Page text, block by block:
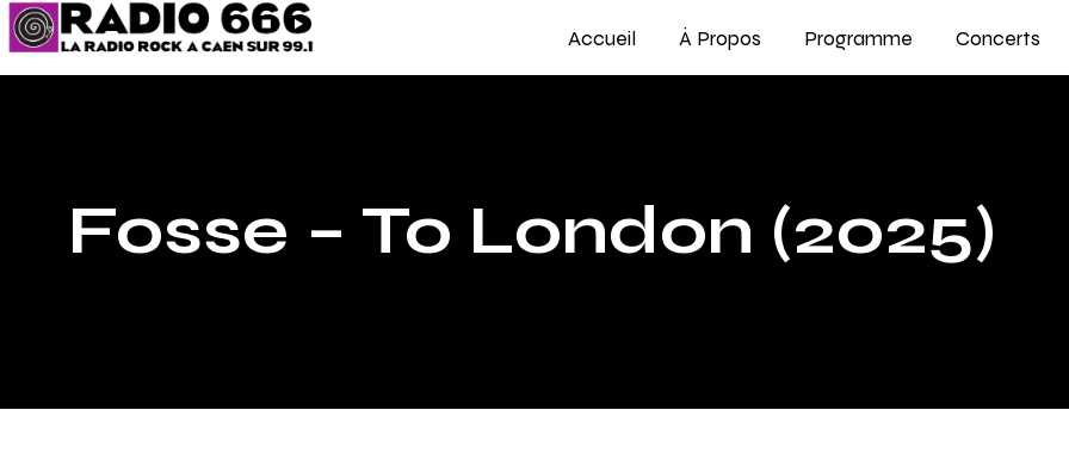
Accueil À Propos Programme Concerts
Fosse – To London (2025)